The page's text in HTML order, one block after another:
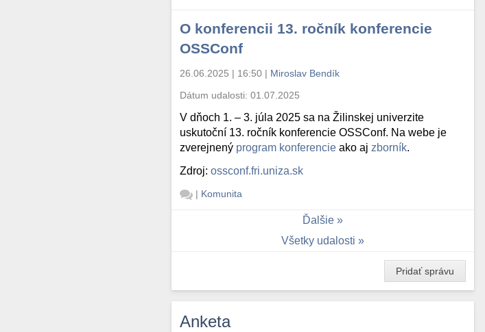
O konferencii 13. ročník konferencie
OSSConf
26.06.2025 | 16:50 | Miroslav Bendík
Dátum udalosti:01.07.2025
V dňoch 1. – 3. júla 2025 sa na Žilinskej univerzite
uskutoční 13. ročník konferencie OSSConf. Na webe je
zverejnený program konferencie ako aj zborník.
Zdroj:ossconf.fri.uniza.sk
| Komunita
Ďalšie
Všetky udalosti
Pridať správu
Anketa